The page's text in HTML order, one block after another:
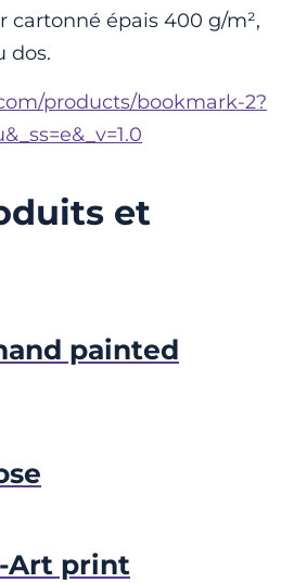
cartonné épais 400 g/m²,
dos.
products/bookmark-2?
et
painted
Art print